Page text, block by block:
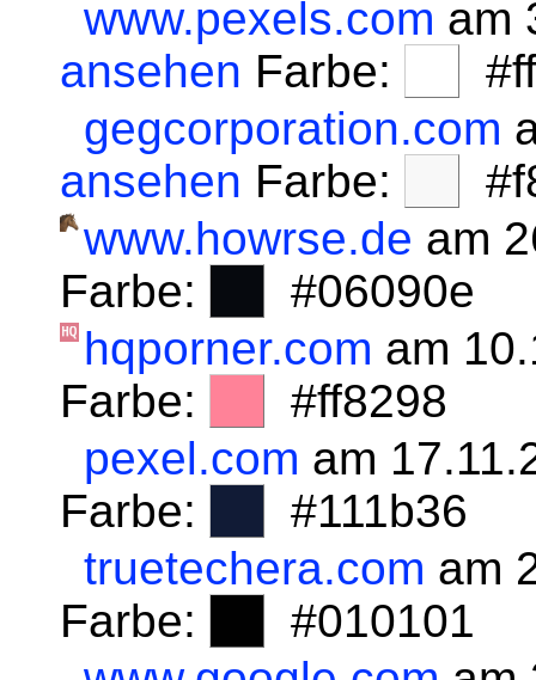
www.pexels.com am
ansehen Farbe:
gegcorporation.com
ansehen Farbe:
www.howrse.de am
Farbe:
#06090e
hqporner.com am
Farbe:
#ff8298
pexel.com am
Farbe:
#111b36
truetechera.com am
Farbe:
#010101